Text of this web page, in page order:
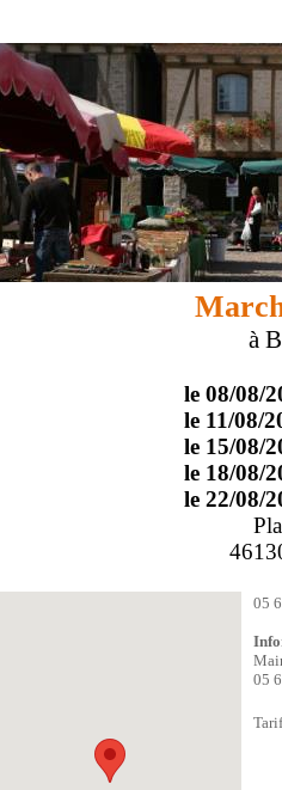
à
le 08/08/
le 11/08/
le 15/08/
le 18/08/
le 22/08/
05
05